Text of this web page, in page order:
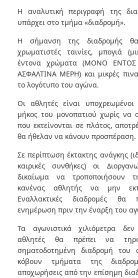
Η αναλυτική περιγραφή της
υπάρχει στο τμήμα «διαδρομή».
Η σήμανση της διαδρομής
χρωματιστές ταινίες, μπογιά
έντονα χρώματα (ΜΟΝΟ
ΑΣΦΑΛΤΙΝΑ ΜΕΡΗ) και μικρές
το λογότυπο του αγώνα.
Οι αθλητές είναι
μήκος του μονοπατιού χωρίς να
που εκτείνονται σε πλάτος,
θα ήθελαν να κάνουν προσπέραση.
Σε περίπτωση έκτακτης ανάγκης
καιρικές συνθήκες) οι
δικαίωμα να τροποποιήσουν
κανένας αθλητής να μην
Εναλλακτικές διαδρομές θα
ενημέρωση πριν την έναρξη του
Τα αγωνιστικά χιλιόμετρα
αθλητές θα πρέπει να
σηματοδοτημένη διαδρομή
κόβουν τμήματα της
αποχωρήσεις από την επίσημη